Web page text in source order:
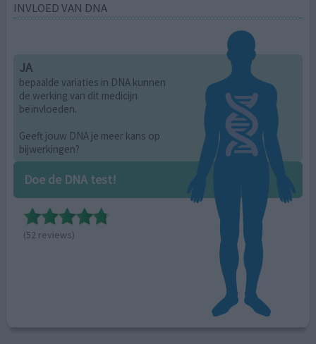
INVLOED VAN DNA
JA
bepaalde variaties in DNA kunnen
de werking van dit medicijn
beïnvloeden.
Geeft jouw DNA je meer kans op
bijwerkingen?
Doe de DNA test!
(52 reviews)